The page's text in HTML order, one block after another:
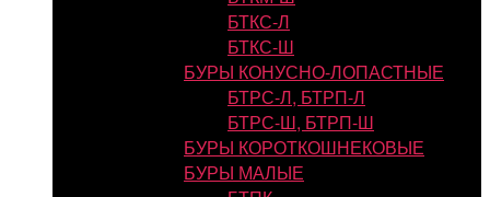
БТКС-Л
БТКС-Ш
БУРЫ КОНУСНО-ЛОПАСТНЫЕ
БТРС-Л, БТРП-Л
БТРС-Ш, БТРП-Ш
БУРЫ КОРОТКОШНЕКОВЫЕ
БУРЫ МАЛЫЕ